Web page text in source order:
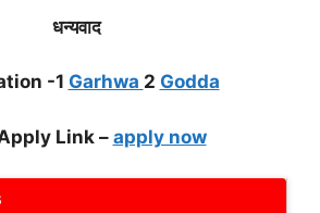
धन्यवाद
-1 Garhwa 2 Godda
Link – apply now